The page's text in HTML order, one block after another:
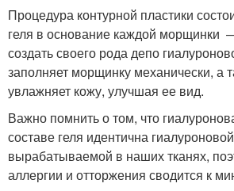
Процедура контурной пластики
геля в основание каждой морщинки
создать своего рода депо
заполняет морщинку механически, а
увлажняет кожу, улучшая ее вид.
Важно помнить о том, что
составе геля идентична
вырабатываемой в наших тканях,
аллергии и отторжения сводится к